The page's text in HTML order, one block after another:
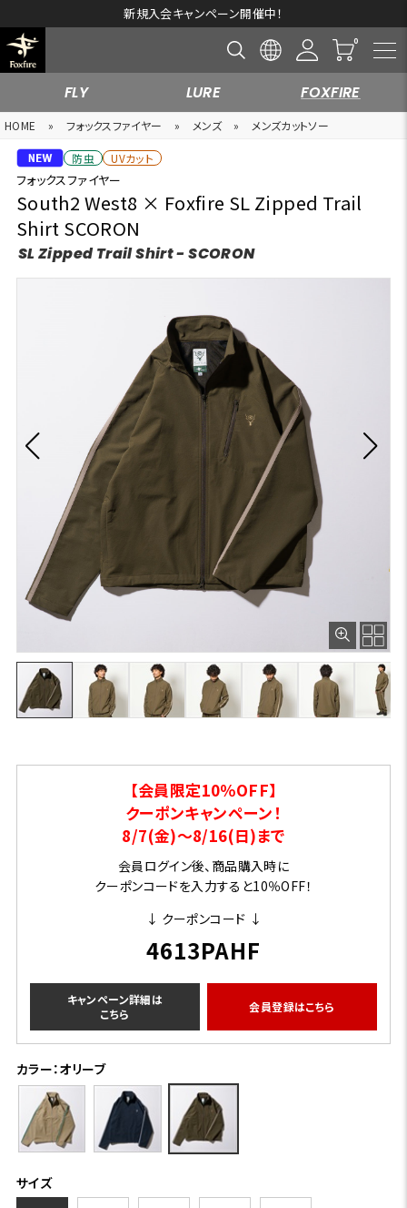
新規入会キャンペーン開催中！
FLY LURE FOXFIRE
HOME » フォックスファイヤー » メンズ » メンズカットソー
防虫 UVカット
フォックスファイヤー
South2 West8 × Foxfire SL Zipped Trail
Shirt SCORON
SL Zipped Trail Shirt - SCORON
【会員限定10％OFF】
クーポンキャンペーン！
8/7(金)～8/16(日)まで
会員ログイン後、商品購入時に
クーポンコードを入力すると10％OFF！
↓ クーポンコード ↓
4613PAHF
キャンペーン詳細は
こちら
会員登録はこちら
カラー：オリーブ
サイズ